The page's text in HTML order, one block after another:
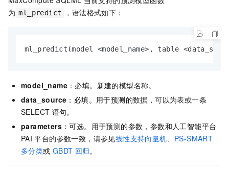
为 ml_predict ，语法格式如下：
ml_predict(model <model_name>, table
model_name ：必填。新建的模型名称。
data_source ：必填。用于预测的数据，可以为表或一条
SELECT 语句。
parameters ：可选。用于预测的参数，参数和 人工智能平台
PAI 平台的参数一致，请参见线性支持向量机
PS-SMART
多分类或 GBDT 回归。